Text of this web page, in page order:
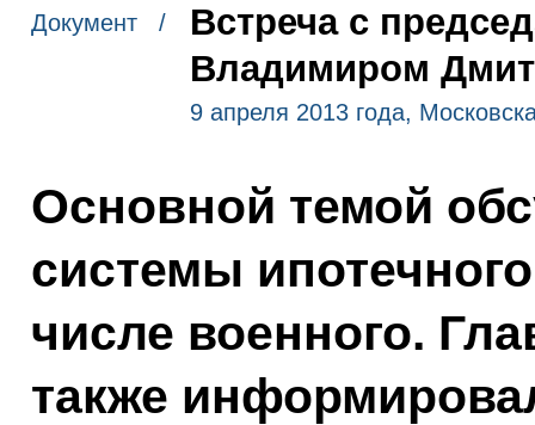
Документ /
Встреча с
Владимиром
9 апреля 2013 года,
Основной темой
системы
числе военного.
также